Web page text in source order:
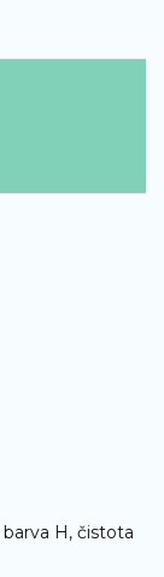
H, čistota